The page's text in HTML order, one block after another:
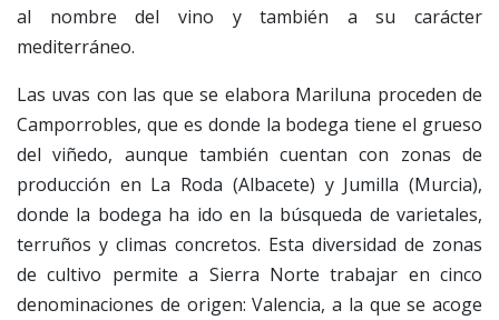
al nombre del vino y también a su carácter
mediterráneo.
Las uvas con las que se elabora Mariluna proceden de
Camporrobles, que es donde la bodega tiene el grueso
del viñedo, aunque también cuentan con zonas de
producción en La Roda (Albacete) y Jumilla (Murcia),
donde la bodega ha ido en la búsqueda de varietales,
terruños y climas concretos. Esta diversidad de zonas
de cultivo permite a Sierra Norte trabajar en cinco
denominaciones de origen: Valencia, a la que se acoge